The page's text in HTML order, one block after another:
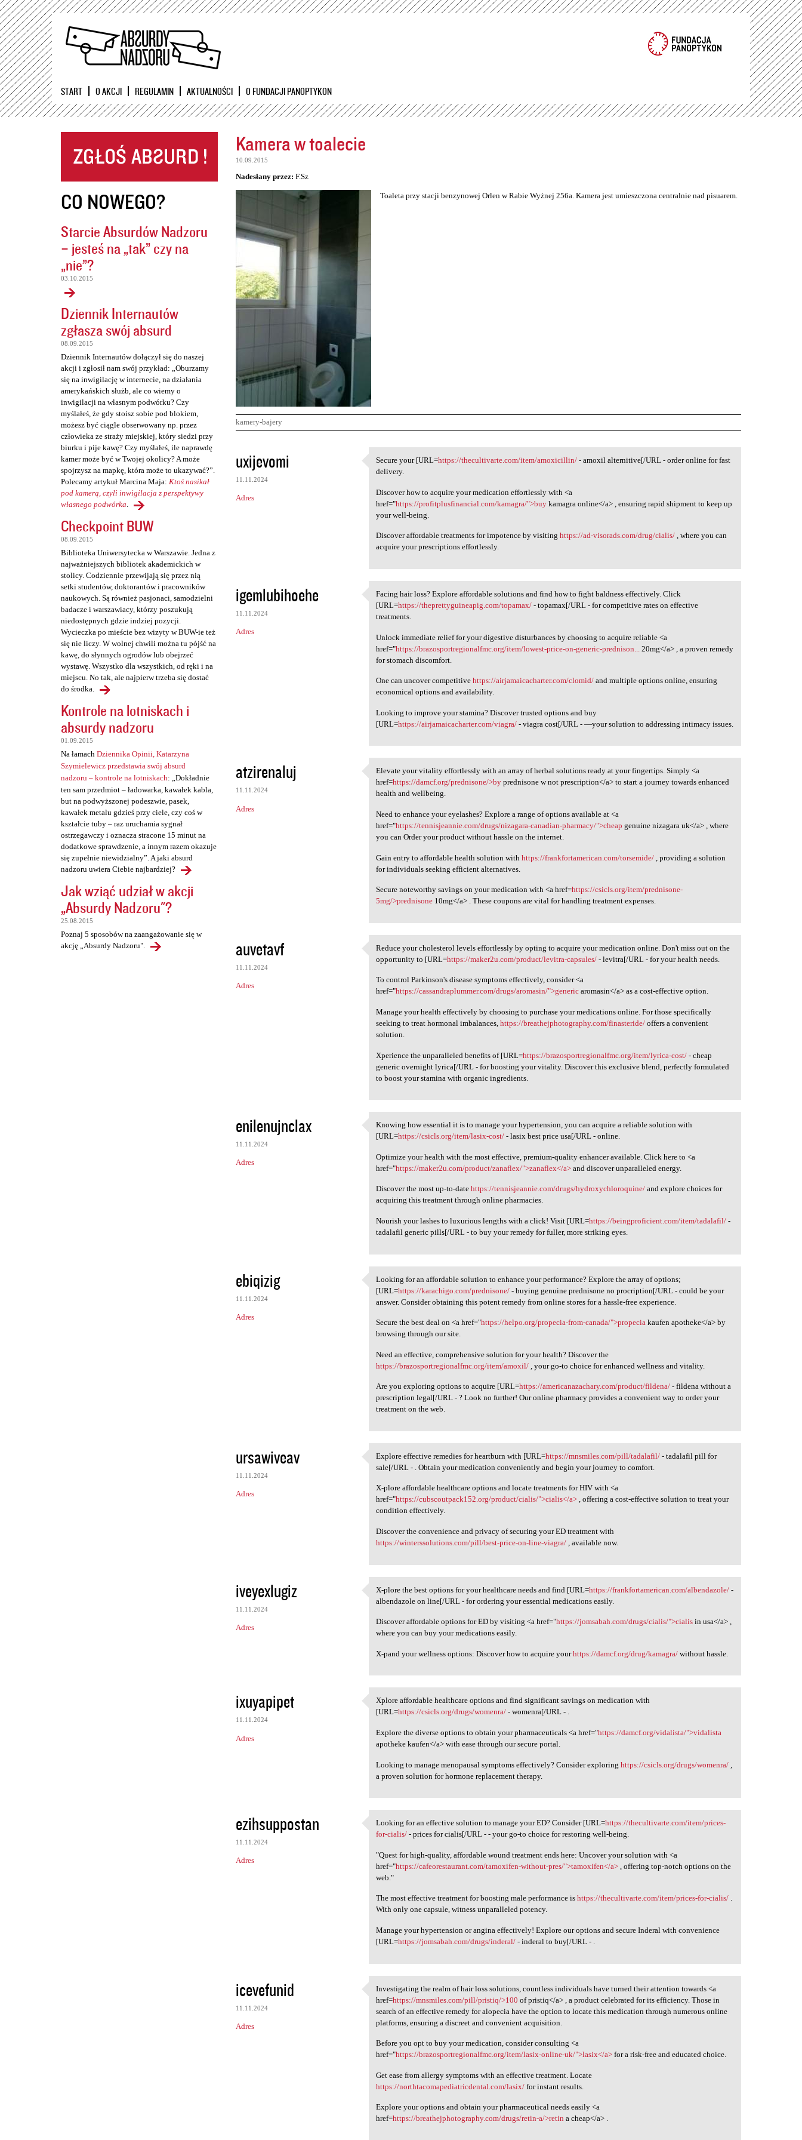
Przejdź
START O AKCJI REGULAMIN AKTUALNOŚCI O FUNDACJI PANOPTYKON
CO NOWEGO?
Starcie Absurdów Nadzoru
– jesteś na „tak” czy na
„nie”?
03.10.2015
Dziennik Internautów
zgłasza swój absurd
08.09.2015
Dziennik Internautów dołączył się do naszej
akcji i zgłosił nam swój przykład: „Oburzamy
się na inwigilację w internecie, na działania
amerykańskich służb, ale co wiemy o
inwigilacji na własnym podwórku? Czy
myślałeś, że gdy stoisz sobie pod blokiem,
możesz być ciągle obserwowany np. przez
człowieka ze straży miejskiej, który siedzi przy
biurku i pije kawę? Czy myślałeś, ile naprawdę
kamer może być w Twojej okolicy? A może
spojrzysz na mapkę, która może to ukazywać?”.
Polecamy artykuł Marcina Maja: Ktoś nasikał
pod kamerą, czyli inwigilacja z perspektywy
własnego podwórka.
Checkpoint BUW
08.09.2015
Biblioteka Uniwersytecka w Warszawie. Jedna z
najważniejszych bibliotek akademickich w
stolicy. Codziennie przewijają się przez nią
setki studentów, doktorantów i pracowników
naukowych. Są również pasjonaci, samodzielni
badacze i warszawiacy, którzy poszukują
niedostępnych gdzie indziej pozycji.
Wycieczka po mieście bez wizyty w BUW-ie też
się nie liczy. W wolnej chwili można tu pójść na
kawę, do słynnych ogrodów lub obejrzeć
wystawę. Wszystko dla wszystkich, od ręki i na
miejscu. No tak, ale najpierw trzeba się dostać
do środka.
Kontrole na lotniskach i
absurdy nadzoru
01.09.2015
Na łamach Dziennika Opinii, Katarzyna
Szymielewicz przedstawia swój absurd
nadzoru – kontrole na lotniskach: „Dokładnie
ten sam przedmiot – ładowarka, kawałek kabla,
but na podwyższonej podeszwie, pasek,
kawałek metalu gdzieś przy ciele, czy coś w
kształcie tuby – raz uruchamia sygnał
ostrzegawczy i oznacza stracone 15 minut na
dodatkowe sprawdzenie, a innym razem okazuje
się zupełnie niewidzialny”. A jaki absurd
nadzoru uwiera Ciebie najbardziej?
Jak wziąć udział w akcji
„Absurdy Nadzoru"?
25.08.2015
Poznaj 5 sposobów na zaangażowanie się w
akcję „Absurdy Nadzoru".
Kamera w toalecie
10.09.2015
Nadesłany przez: F.Sz
Toaleta przy stacji benzynowej Orlen w Rabie Wyżnej 256a. Kamera jest umieszczona centralnie nad pisuarem.
kamery-bajery
K
o
m
e
z
e
uxijevomi
11.11.2024
Adres
Secure your [URL=https:/
Secure your [URL=https://thecultivarte.com/item/amoxicillin/ - amoxil alternitive[/URL - order online for fast
delivery.
Discover how to acquire your medication effortlessly with <a
href="https://profitplusfinancial.com/kamagra/">buy kamagra online</a> , ensuring rapid shipment to keep up
your well-being.
Discover affordable treatments for impotence by visitinghttps://ad-visorads.com/drug/cialis/ , where you can
acquire your prescriptions effortlessly.
igemlubihoehe
11.11.2024
Adres
Facing hair loss? Explore
Facing hair loss? Explore affordable solutions and find how to fight baldness effectively. Click
[URL=https://theprettyguineapig.com/topamax/ - topamax[/URL - for competitive rates on effective
treatments.
Unlock immediate relief for your digestive disturbances by choosing to acquire reliable <a
href="https://brazosportregionalfmc.org/item/lowest-price-on-generic-prednison...
20mg</a> , a proven remedy
for stomach discomfort.
One can uncover competitivehttps://airjamaicacharter.com/clomid/ and multiple options online, ensuring
economical options and availability.
Looking to improve your stamina? Discover trusted options and buy
[URL=https://airjamaicacharter.com/viagra/ - viagra cost[/URL - —your solution to addressing intimacy issues.
atzirenaluj
11.11.2024
Adres
Elevate your vitality
Elevate your vitality effortlessly with an array of herbal solutions ready at your fingertips. Simply <a
href=https://damcf.org/prednisone/>by prednisone w not prescription</a> to start a journey towards enhanced
health and wellbeing.
Need to enhance your eyelashes? Explore a range of options available at <a
href="https://tennisjeannie.com/drugs/nizagara-canadian-pharmacy/">cheap genuine nizagara uk</a> , where
you can Order your product without hassle on the internet.
Gain entry to affordable health solution withhttps://frankfortamerican.com/torsemide/ , providing a solution
for individuals seeking efficient alternatives.
Secure noteworthy savings on your medication with <a href=https://csicls.org/item/prednisone-
5mg/>prednisone 10mg</a> . These coupons are vital for handling treatment expenses.
auvetavf
11.11.2024
Adres
Reduce your cholesterol
Reduce your cholesterol levels effortlessly by opting to acquire your medication online. Don't miss out on the
opportunity to [URL=https://maker2u.com/product/levitra-capsules/ - levitra[/URL - for your health needs.
To control Parkinson's disease symptoms effectively, consider <a
href="https://cassandraplummer.com/drugs/aromasin/">generic aromasin</a> as a cost-effective option.
Manage your health effectively by choosing to purchase your medications online. For those specifically
seeking to treat hormonal imbalances,https://breathejphotography.com/finasteride/ offers a convenient
solution.
Xperience the unparalleled benefits of [URL=https://brazosportregionalfmc.org/item/lyrica-cost/ - cheap
generic overnight lyrica[/URL - for boosting your vitality. Discover this exclusive blend, perfectly formulated
to boost your stamina with organic ingredients.
enilenujnclax
11.11.2024
Adres
Knowing how essential it is
Knowing how essential it is to manage your hypertension, you can acquire a reliable solution with
[URL=https://csicls.org/item/lasix-cost/ - lasix best price usa[/URL - online.
Optimize your health with the most effective, premium-quality enhancer available. Click here to <a
href="https://maker2u.com/product/zanaflex/">zanaflex</a> and discover unparalleled energy.
Discover the most up-to-datehttps://tennisjeannie.com/drugs/hydroxychloroquine/ and explore choices for
acquiring this treatment through online pharmacies.
Nourish your lashes to luxurious lengths with a click! Visit [URL=https://beingproficient.com/item/tadalafil/ -
tadalafil generic pills[/URL - to buy your remedy for fuller, more striking eyes.
ebiqizig
11.11.2024
Adres
Looking for an affordable
Looking for an affordable solution to enhance your performance? Explore the array of options;
[URL=https://karachigo.com/prednisone/ - buying genuine prednisone no procription[/URL - could be your
answer. Consider obtaining this potent remedy from online stores for a hassle-free experience.
Secure the best deal on <a href="https://helpo.org/propecia-from-canada/">propecia kaufen apotheke</a> by
browsing through our site.
Need an effective, comprehensive solution for your health? Discover the
https://brazosportregionalfmc.org/item/amoxil/ , your go-to choice for enhanced wellness and vitality.
Are you exploring options to acquire [URL=https://americanazachary.com/product/fildena/ - fildena without a
prescription legal[/URL - ? Look no further! Our online pharmacy provides a convenient way to order your
treatment on the web.
ursawiveav
11.11.2024
Adres
Explore effective remedies
Explore effective remedies for heartburn with [URL=https://mnsmiles.com/pill/tadalafil/ - tadalafil pill for
sale[/URL - . Obtain your medication conveniently and begin your journey to comfort.
X-plore affordable healthcare options and locate treatments for HIV with <a
href="https://cubscoutpack152.org/product/cialis/">cialis</a> , offering a cost-effective solution to treat your
condition effectively.
Discover the convenience and privacy of securing your ED treatment with
https://winterssolutions.com/pill/best-price-on-line-viagra/ , available now.
iveyexlugiz
11.11.2024
Adres
X-plore the best options for
X-plore the best options for your healthcare needs and find [URL=https://frankfortamerican.com/albendazole/ -
albendazole on line[/URL - for ordering your essential medications easily.
Discover affordable options for ED by visiting <a href="https://jomsabah.com/drugs/cialis/">cialis in usa</a> ,
where you can buy your medications easily.
X-pand your wellness options: Discover how to acquire yourhttps://damcf.org/drug/kamagra/ without hassle.
ixuyapipet
11.11.2024
Adres
Xplore affordable healthcare
Xplore affordable healthcare options and find significant savings on medication with
[URL=https://csicls.org/drugs/womenra/ - womenra[/URL - .
Explore the diverse options to obtain your pharmaceuticals <a href="https://damcf.org/vidalista/">vidalista
apotheke kaufen</a> with ease through our secure portal.
Looking to manage menopausal symptoms effectively? Consider exploringhttps://csicls.org/drugs/womenra/
a proven solution for hormone replacement therapy.
ezihsuppostan
11.11.2024
Adres
Looking for an effective
Looking for an effective solution to manage your ED? Consider [URL=https://thecultivarte.com/item/prices-
for-cialis/ - prices for cialis[/URL - - your go-to choice for restoring well-being.
"Quest for high-quality, affordable wound treatment ends here: Uncover your solution with <a
href="https://cafeorestaurant.com/tamoxifen-without-pres/">tamoxifen</a> , offering top-notch options on the
web."
The most effective treatment for boosting male performance ishttps://thecultivarte.com/item/prices-for-cialis/ .
With only one capsule, witness unparalleled potency.
Manage your hypertension or angina effectively! Explore our options and secure Inderal with convenience
[URL=https://jomsabah.com/drugs/inderal/ - inderal to buy[/URL - .
icevefunid
11.11.2024
Adres
Investigating the realm of
Investigating the realm of hair loss solutions, countless individuals have turned their attention towards <a
href=https://mnsmiles.com/pill/pristiq/>100 of pristiq</a> , a product celebrated for its efficiency. Those in
search of an effective remedy for alopecia have the option to locate this medication through numerous online
platforms, ensuring a discreet and convenient acquisition.
Before you opt to buy your medication, consider consulting <a
href="https://brazosportregionalfmc.org/item/lasix-online-uk/">lasix</a> for a risk-free and educated choice.
Get ease from allergy symptoms with an effective treatment. Locate
https://northtacomapediatricdental.com/lasix/ for instant results.
Explore your options and obtain your pharmaceutical needs easily <a
href=https://breathejphotography.com/drugs/retin-a/>retin a cheap</a> .